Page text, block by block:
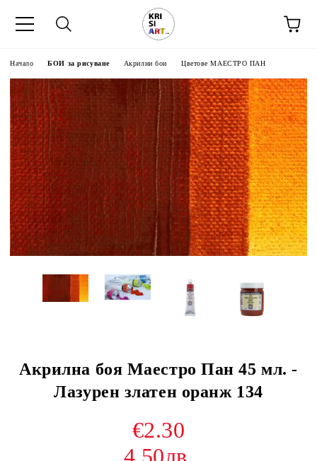
Начало БОИ за рисуване Акрилни бои Цветове МАЕСТРО ПАН
Акрилна боя Маестро Пан 45 мл. -
Лазурен златен оранж 134
€2.30